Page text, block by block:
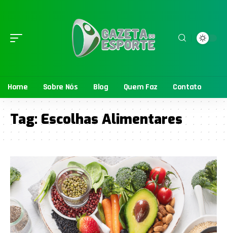
Home Sobre Nós Blog Quem Faz Contato
Tag: Escolhas Alimentares